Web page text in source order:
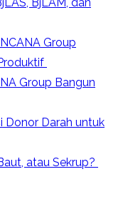
Group
Group Bangun
Donor Darah untuk
atau Sekrup?